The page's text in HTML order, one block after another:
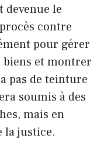
devenue le
contre
pour gérer
biens et montrer
pas de teinture
soumis à des
mais en
la justice.